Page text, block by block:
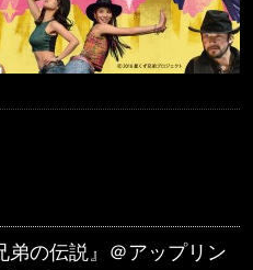
弟の伝説』＠アップリン